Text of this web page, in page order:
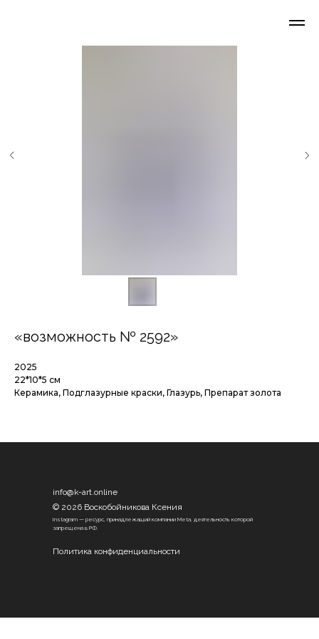
«возможность № 2592»
2025
22*10*5 см
Керамика, Подглазурные краски, Глазурь, Препарат золота
Instagram — ресурс, принадлежащий компании Meta, деятельность которой
запрещена в РФ.
© 2026 Воскобойникова Ксения
info@k-art.online
Политика конфиденциальности